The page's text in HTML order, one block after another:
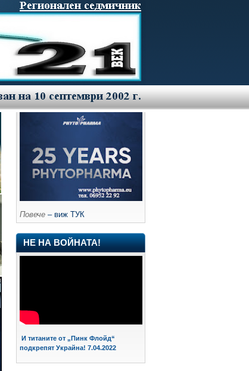
Повече – виж ТУК
НЕ НА ВОЙНАТА!
И титаните от „Пинк Флойд“
подкрепят Украйна! 7.04.2022